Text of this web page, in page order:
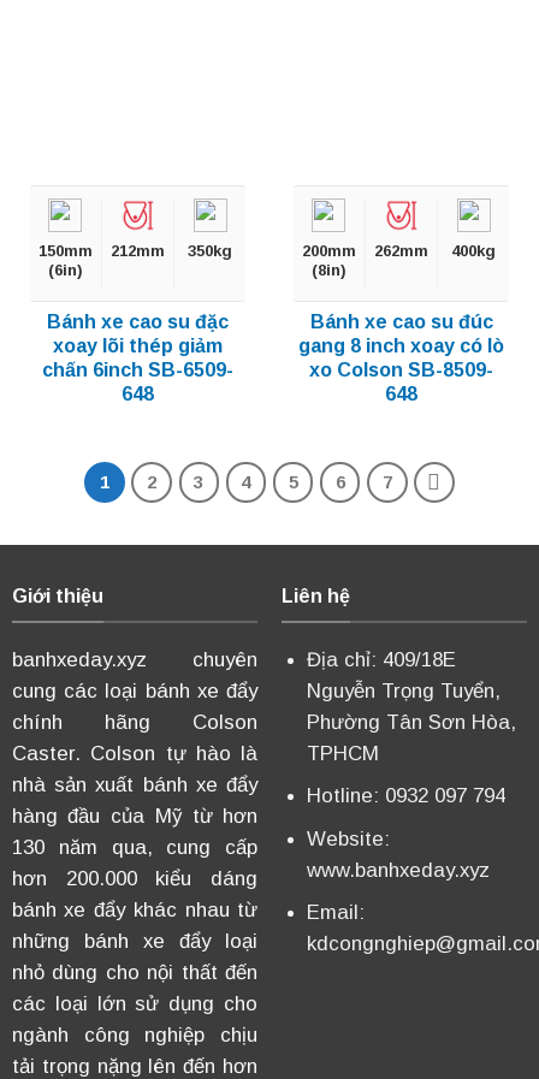
150mm
(6in)
212mm 350kg
Bánh xe cao su đặc
xoay lõi thép giảm
chấn 6inch SB-6509-
648
200mm
(8in)
262mm 400kg
Bánh xe cao su đúc
gang 8 inch xoay có lò
xo Colson SB-8509-
648
1 2 3 4 5 6 7
Giới thiệu
banhxeday.xyz chuyên
cung các loại bánh xe đẩy
chính hãng Colson
Caster. Colson tự hào là
nhà sản xuất bánh xe đẩy
hàng đầu của Mỹ từ hơn
130 năm qua, cung cấp
hơn 200.000 kiểu dáng
bánh xe đẩy khác nhau từ
những bánh xe đẩy loại
nhỏ dùng cho nội thất đến
các loại lớn sử dụng cho
ngành công nghiệp chịu
tải trọng nặng lên đến hơn
Liên hệ
Địa chỉ: 409/18E
Nguyễn Trọng Tuyển,
Phường Tân Sơn Hòa,
TPHCM
Hotline: 0932 097 794
Website:
www.banhxeday.xyz
Email: